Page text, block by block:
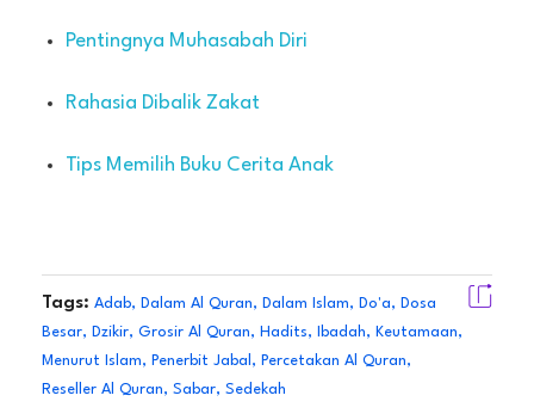
Pentingnya Muhasabah Diri
Rahasia Dibalik Zakat
Tips Memilih Buku Cerita Anak
Tags: Adab, Dalam Al Quran, Dalam Islam, Do'a, Dosa
Besar, Dzikir, Grosir Al Quran, Hadits, Ibadah, Keutamaan,
Menurut Islam, Penerbit Jabal , Percetakan Al Quran,
Reseller Al Quran, Sabar, Sedekah